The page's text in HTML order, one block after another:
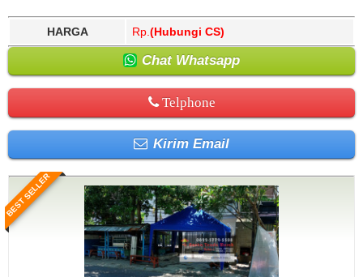
HARGA Rp. (Hubungi CS)
Chat Whatsapp
Telphone
Kirim Email
BEST SELLER